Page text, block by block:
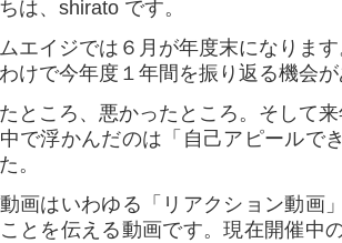
は、shirato です。
エイジでは６月が年度末になりま
けで今年度１年間を振り返る機会
ところ、悪かったところ。そして
で浮かんだのは「自己アピールで
。
画はいわゆる「リアクション動画
とを伝える動画です。現在開催中